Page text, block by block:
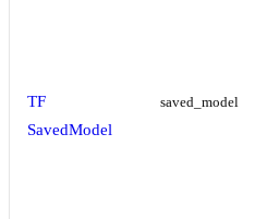
TF
SavedModel
saved_model